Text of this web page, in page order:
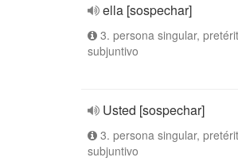
ella [sospechar]
3. persona singular,
subjuntivo
Usted [sospechar]
3. persona singular,
subjuntivo